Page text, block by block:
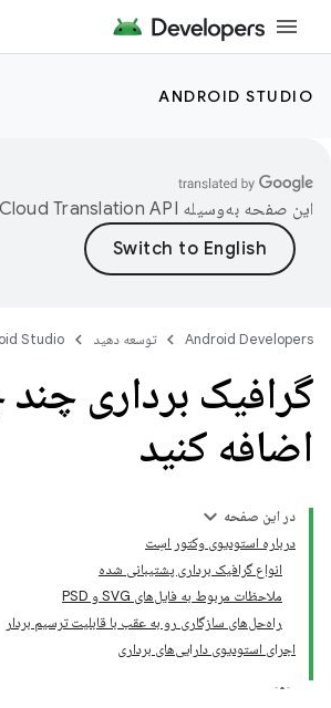
ANDROID STUDIO
این صفحه به‌وسیله
Android Developers توسعه دهید Studio
گرافیک برداری چند
اضافه کنید
در این صفحه
درباره استودیوی وکتور اسِت
انواع گرافیک برداری پشتیبانی شده
ملاحظات مربوط به فایل‌های SVG و PSD
راه‌حل‌های سازگاری رو به عقب با قابلیت ترسیم بردار
اجرای استودیوی دارایی‌های برداری